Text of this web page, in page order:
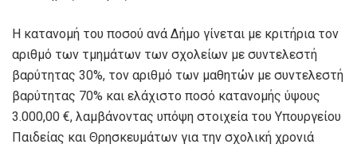
Η κατανομή του ποσού ανά Δήμο γίνεται με κριτήρια τον
αριθμό των τμημάτων των σχολείων με συντελεστή
βαρύτητας 30%, τον αριθμό των μαθητών με συντελεστή
βαρύτητας 70% και ελάχιστο ποσό κατανομής ύψους
3.000,00 €, λαμβάνοντας υπόψη στοιχεία του Υπουργείου
Παιδείας και Θρησκευμάτων για την σχολική χρονιά